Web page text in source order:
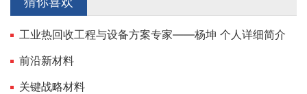
工业热回收工程与设备方案专家——杨坤 个人详细简介
前沿新材料
关键战略材料